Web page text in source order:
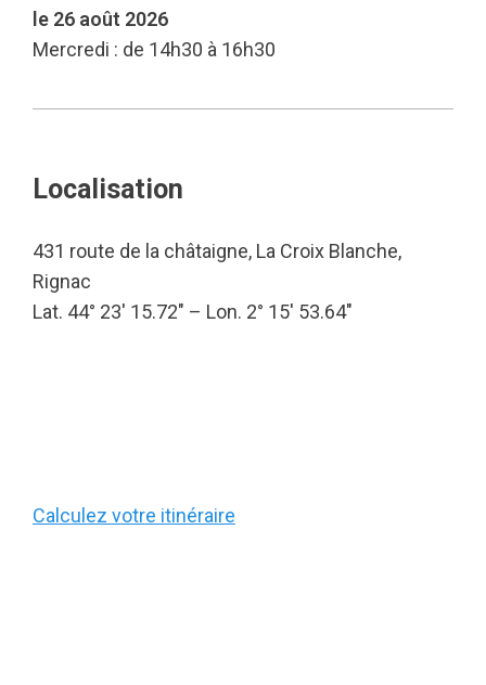
le 26 août 2026
Mercredi : de 14h30 à 16h30
Localisation
431 route de la châtaigne, La Croix Blanche,
Rignac
Lat. 44° 23′ 15.72″ – Lon. 2° 15′ 53.64″
Calculez votre itinéraire